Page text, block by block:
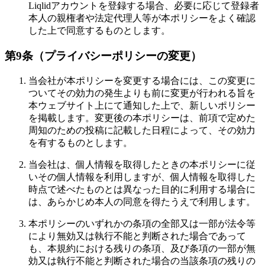
Liqlidアカウントを登録する場合、必要に応じて登録者
本人の親権者や法定代理人等が本ポリシーをよく確認
した上で同意するものとします。
第9条（プライバシーポリシーの変更）
当会社が本ポリシーを変更する場合には、この変更に
ついてその効力の発生よりも前に変更が行われる旨を
本ウェブサイト上にて通知した上で、新しいポリシー
を掲載します。変更後の本ポリシーは、前項で定めた
周知のための投稿に記載した日程によって、その効力
を有するものとします。
当会社は、個人情報を取得したときの本ポリシーに従
いその個人情報を利用しますが、個人情報を取得した
時点で述べたものとは異なった目的に利用する場合に
は、あらかじめ本人の同意を得たうえで利用します。
本ポリシーのいずれかの条項の全部又は一部が法令等
により無効又は執行不能と判断された場合であって
も、本規約における残りの条項、及び条項の一部が無
効又は執行不能と判断された場合の当該条項の残りの